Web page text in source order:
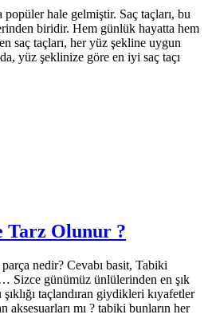
popüler hale gelmiştir. Saç taçları, bu
biridir. Hem günlük hayatta hem
saç taçları, her yüz şekline uygun
yüz şeklinize göre en iyi saç taçı
Tarz Olunur ?
nedir? Cevabı basit, Tabiki
Sizce günümüz ünlülerinden en şık
taçlandıran giydikleri kıyafetler
aksesuarları mı ? tabiki bunların her